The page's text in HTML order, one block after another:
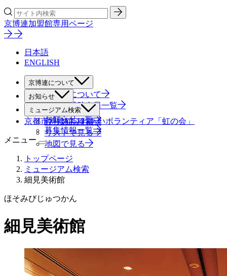
京博連加盟館専用ページ
日本語
ENGLISH
京博連について
京博連について
役員・賛助会員一覧
お知らせ
すべて
お知らせ一覧
募集情報一覧
ミュージアム検索
絞り込み検索
リストで見る
地図で見る
京都市博物館ふれあいボランティア「虹の会」
メニュー
トップページ
ミュージアム検索
細見美術館
ほそみびじゅつかん
細見美術館